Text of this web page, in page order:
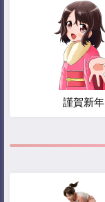
謹賀新年